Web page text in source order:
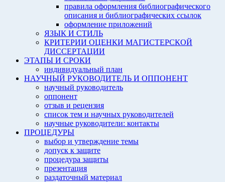
правила оформления библиографического
описания и библиографических ссылок
оформление приложений
ЯЗЫК И СТИЛЬ
КРИТЕРИИ ОЦЕНКИ МАГИСТЕРСКОЙ
ДИССЕРТАЦИИ
ЭТАПЫ И СРОКИ
индивидуальный план
НАУЧНЫЙ РУКОВОДИТЕЛЬ И ОППОНЕНТ
научный руководитель
оппонент
отзыв и рецензия
список тем и научных руководителей
научные руководители: контакты
ПРОЦЕДУРЫ
выбор и утверждение темы
допуск к защите
процедура защиты
презентация
раздаточный материал